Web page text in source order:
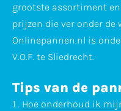
grootste assortiment
prijzen die ver onder de
Onlinepannen.nl is
V.O.F. te Sliedrecht.
Tips van de
Hoe onderhoud ik